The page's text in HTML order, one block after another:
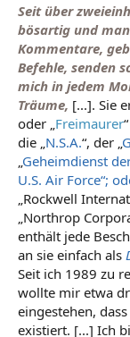
Seit über
bösartig und
Kommentare,
Befehle, senden
mich in jedem
Träume, [...]. Sie
oder „ Freimaurer
die „ N.S.A.“, der „
Geheimdienst
U.S. Air Force“;
„Rockwell
„Northrop
enthält jede
an sie einfach als
Seit ich 1989 zu
wollte mir etwa
eingestehen,
existiert. [...] Ich